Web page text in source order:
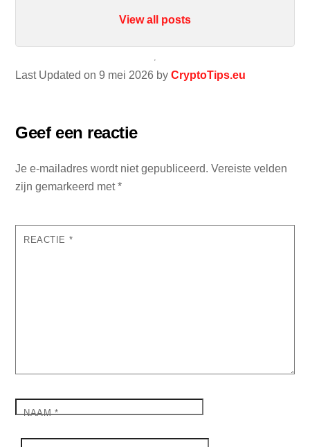
Last Updated on 9 mei 2026 byCryptoTips.eu
View all posts
Geef een reactie
Je e-mailadres wordt niet gepubliceerd. Vereiste velden
zijn gemarkeerd met*
REACTIE *
NAAM*